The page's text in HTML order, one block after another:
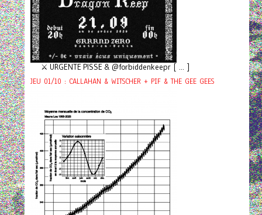
⚔️ URGENTE PISSE & @forbiddenkeepr [ ... ]
JEU 01/10 : CALLAHAN & WITSCHER + PIF & THE GEE GEES